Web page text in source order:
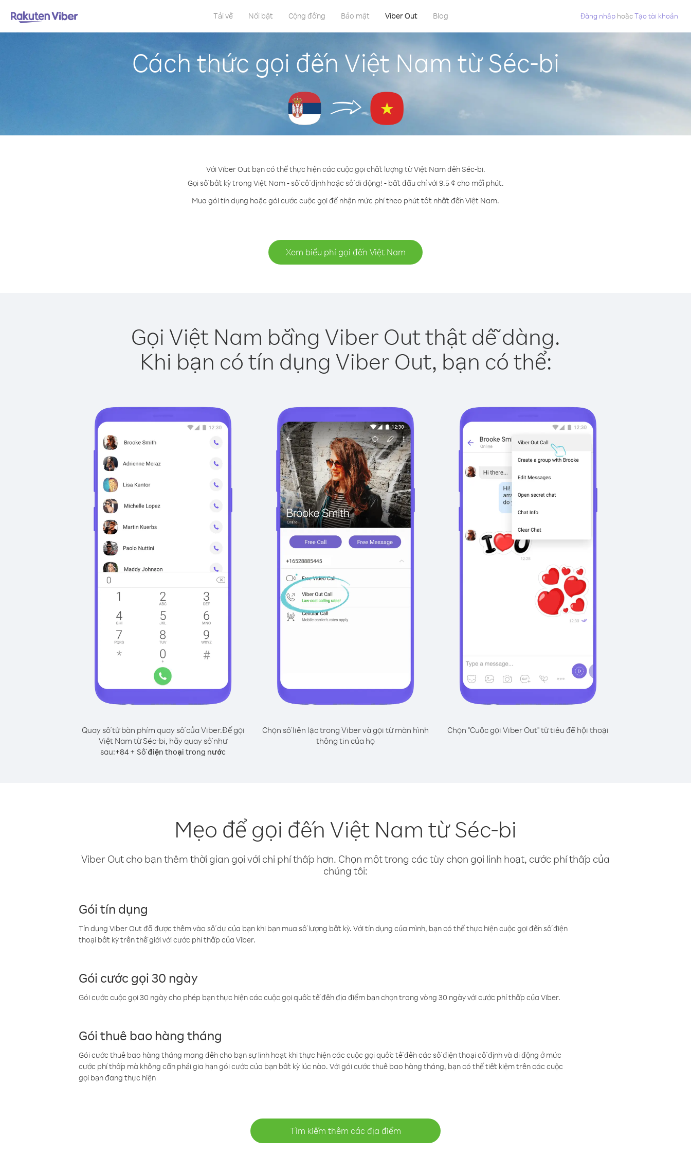
Tải về Nổi bật Cộng đồng Bảo mật Viber Out Blog Đăng nhập hoặcTạo tài khoản
Cách thức gọi đến Việt Nam từ Séc-bi
Với Viber Out bạn có thể thực hiện các cuộc gọi chất lượng từ Việt Nam đến Séc-bi.
Gọi số bất kỳ trong Việt Nam - số cố định hoặc số di động! - bắt đầu chỉ với 9.5 ¢ cho mỗi phút.
Mua gói tín dụng hoặc gói cước cuộc gọi để nhận mức phí theo phút tốt nhất đến Việt Nam.
Xem biểu phí gọi đến Việt Nam
Gọi Việt Nam bằng Viber Out thật dễ dàng.
Khi bạn có tín dụng Viber Out, bạn có thể:
Quay số từ bàn phím quay số của Viber.Để gọi
Việt Nam từ Séc-bi, hãy quay số như
sau:+84 + Số điện thoại trong nước
Chọn số liên lạc trong Viber và gọi từ màn hình
thông tin của họ
Chọn "Cuộc gọi Viber Out" từ tiêu đề hội thoại
Mẹo để gọi đến Việt Nam từ Séc-bi
Viber Out cho bạn thêm thời gian gọi với chi phí thấp hơn. Chọn một trong các tùy chọn gọi linh hoạt, cước phí thấp của
chúng tôi:
Gói tín dụng
Tín dụng Viber Out đã được thêm vào số dư của bạn khi bạn mua số lượng bất kỳ. Với tín dụng của mình, bạn có thể thực hiện cuộc gọi đến số điện
thoại bất kỳ trên thế giới với cước phí thấp của Viber.
Gói cước gọi 30 ngày
Gói cước cuộc gọi 30 ngày cho phép bạn thực hiện các cuộc gọi quốc tế đến địa điểm bạn chọn trong vòng 30 ngày với cước phí thấp của Viber.
Gói thuê bao hàng tháng
Gói cước thuê bao hàng tháng mang đến cho bạn sự linh hoạt khi thực hiện các cuộc gọi quốc tế đến các số điện thoại cố định và di động ở mức
cước phí thấp mà không cần phải gia hạn gói cước của bạn bất kỳ lúc nào. Với gói cước thuê bao hàng tháng, bạn có thể tiết kiệm trên các cuộc
gọi bạn đang thực hiện
Tìm kiếm thêm các địa điểm